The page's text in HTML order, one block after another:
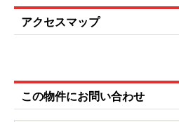
アクセスマップ
この物件にお問い合わせ